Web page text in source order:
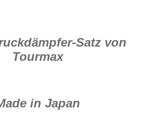
Satz von
Tourmax
in Japan